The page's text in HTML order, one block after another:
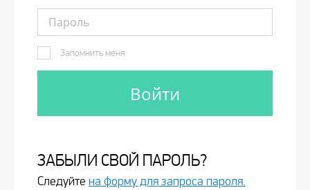
Запомнить меня
ЗАБЫЛИ СВОЙ ПАРОЛЬ?
Следуйте на форму для запроса пароля.